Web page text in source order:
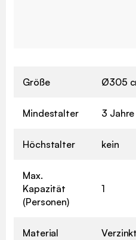
Größe Ø305
Mindestalter 3 Jahre
Höchstalter kein
Max.
Kapazität
(Personen)
1
Material